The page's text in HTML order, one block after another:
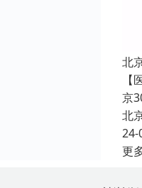
北
京
北
24-
更